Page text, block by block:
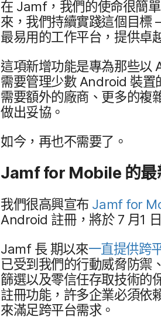
在 Jamf，​我們​的​使命​很​簡
來，​我們​持續​實踐​這​個​目標
最易用​的​工作​平台，​提供​卓
這​項​新增功​能​是​專為​那些​以
需要​管理​少數Android 裝置​
需要額​外​的​廠商、​更多​的​複
做出妥協。
如​今，​再​也​不​需要​了。
Jamf for Mobile 的​
我們​很​高興​宣布 Jamf for
Android 註冊，​將​於7 月1
Jamf 長 期​以來一直​提供​跨
已​受到​我們​的​行動​威脅​防禦
篩選​以及​零信​任​存取​技術​的​
註冊​功能，​許多​企業​必須​依
來​滿足​跨平台​需求。